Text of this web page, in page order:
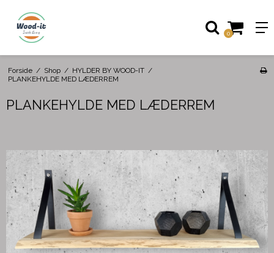
0
Forside / Shop / HYLDER BY WOOD-IT /
PLANKEHYLDE MED LÆDERREM
PLANKEHYLDE MED LÆDERREM